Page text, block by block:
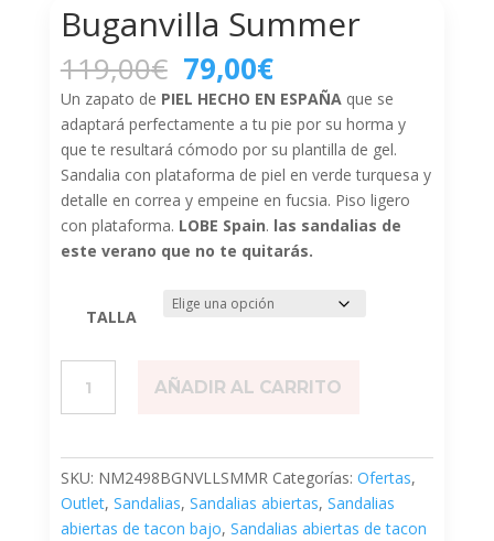
Buganvilla Summer
119,00€ El
precio
original
era:
119,00€.
79,00€El
precio
actual
es:
79,00€.
Un zapato de PIEL HECHO EN ESPAÑAque se
adaptará perfectamente a tu pie por su horma y
que te resultará cómodo por su plantilla de gel.
Sandalia con plataforma de piel en verde turquesa y
detalle en correa y empeine en fucsia. Piso ligero
con plataforma. LOBE Spain. las sandalias de
este verano que no te quitarás.
TALLA
Summer
AÑADIR AL CARRITO
SKU: NM2498BGNVLLSMMR Categorías: Ofertas,
Outlet, Sandalias, Sandalias abiertas, Sandalias
abiertas de tacon bajo, Sandalias abiertas de tacon